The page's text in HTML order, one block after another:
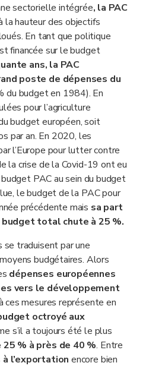
sectorielle intégrée, la PAC
la hauteur des objectifs
En tant que politique
financée sur le budget
ans, la PAC
poste de dépenses du
du budget en 1984). En
pour l’agriculture
budget européen, soit
par an. En 2020, les
l’Europe pour lutter contre
la crise de la Covid-19 ont eu
PAC au sein du budget
le budget de la PAC pour
précédente mais sa part
total chute à 25 %.
se traduisent par une
budgétaires. Alors
dépenses européennes
vers le développement
ces mesures représente en
octroyé aux
s’il a toujours été le plus
% à près de 40 %. Entre
l’exportation encore bien